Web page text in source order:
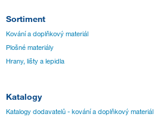
Sortiment
Kování a doplňkový materiál
Plošné materiály
Hrany, lišty a lepidla
Katalogy
Katalogy dodavatelů - kování a doplňkový materiál